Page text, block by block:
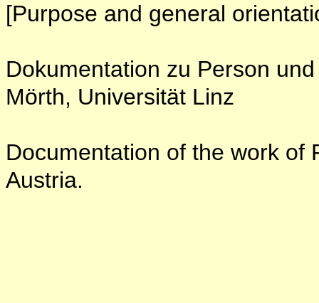
[Purpose and general
Dokumentation zu Person
Mörth, Universität Linz
Documentation of the work of
Austria.